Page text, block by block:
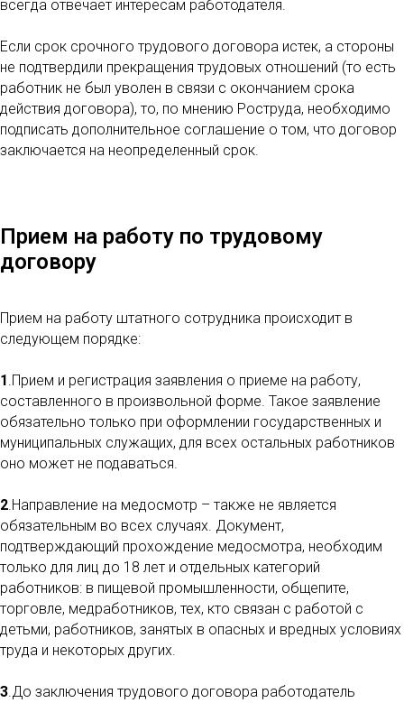
всегда отвечает интересам работодателя.
Если срок срочного трудового договора истек, а стороны
не подтвердили прекращения трудовых отношений (то есть
работник не был уволен в связи с окончанием срока
действия договора), то, по мнению Роструда, необходимо
подписать дополнительное соглашение о том, что договор
заключается на неопределенный срок.
Прием на работу по трудовому
договору
Прием на работу штатного сотрудника происходит в
следующем порядке:
1.Прием и регистрация заявления о приеме на работу,
составленного в произвольной форме. Такое заявление
обязательно только при оформлении государственных и
муниципальных служащих, для всех остальных работников
оно может не подаваться.
2.Направление на медосмотр – также не является
обязательным во всех случаях. Документ,
подтверждающий прохождение медосмотра, необходим
только для лиц до 18 лет и отдельных категорий
работников: в пищевой промышленности, общепите,
торговле, медработников, тех, кто связан с работой с
детьми, работников, занятых в опасных и вредных условиях
труда и некоторых других.
3.До заключения трудового договора работодатель